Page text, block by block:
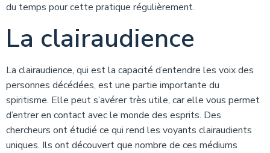
du temps pour cette pratique régulièrement.
La clairaudience
La clairaudience, qui est la capacité d’entendre les voix des
personnes décédées, est une partie importante du
spiritisme. Elle peut s’avérer très utile, car elle vous permet
d’entrer en contact avec le monde des esprits. Des
chercheurs ont étudié ce qui rend les voyants clairaudients
uniques. Ils ont découvert que nombre de ces médiums